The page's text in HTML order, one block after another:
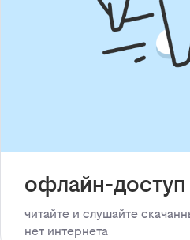
офлайн-доступ
читайте и слушайте
нет интернета